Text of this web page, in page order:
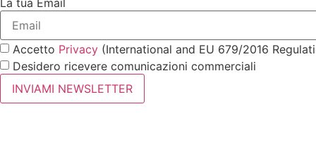
La tua Email
Accetto Privacy (International and EU 679/2016
Desidero ricevere comunicazioni commerciali
INVIAMI NEWSLETTER